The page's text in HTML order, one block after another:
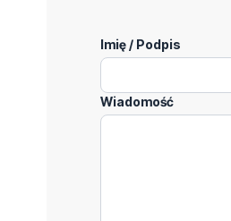
Imię / Podpis
Wiadomość